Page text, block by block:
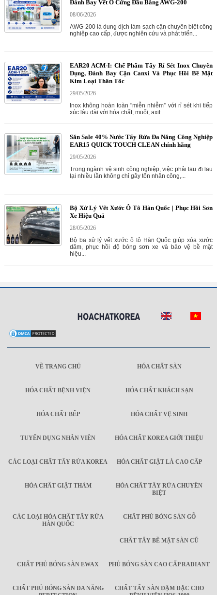
Đánh Bay Vết Ố Cứng Đầu Bằng AWG-200
08/06/2026
AWG-200 là dung dịch làm sạch cặn chuyên biệt công
nghiệp cao cấp, được nghiên cứu và phát triển...
EAR20 ACM-I: Chế Phẩm Tẩy Rỉ Sét Inox Chuyên
Dụng, Đánh Bay Cặn Canxi Và Phục Hồi Bề Mặt
Kim Loại Thần Tốc
29/05/2026
Inox không hoàn toàn "miễn nhiễm” với rỉ sét khi tiếp
xúc lâu dài với hóa chất, muối, axit...
Săn Sale 40% Nước Tẩy Rửa Đa Năng Công Nghiệp
EAR15 QUICK TOUCH CLEAN chính hãng
29/05/2026
Trong ngành vệ sinh công nghiệp, việc phải lau đi lau
lại nhiều lần không chỉ gây tốn nhân công,...
Bộ Xử Lý Vết Xước Ô Tô Hàn Quốc | Phục Hồi Sơn
Xe Hiệu Quả
28/05/2026
Bộ ba xử lý vết xước ô tô Hàn Quốc giúp xóa xước
dăm, phục hồi độ bóng sơn xe và bảo vệ bề mặt
hiệu...
VỀ TRANG CHỦ HÓA CHẤT SÀN
HÓA CHẤT BỆNH VIỆN HÓA CHẤT KHÁCH SẠN
HÓA CHẤT BẾP HÓA CHẤT VỆ SINH
TUYỂN DỤNG NHÂN VIÊN HÓA CHẤT KOREA GIỚI THIỆU
CÁC LOẠI CHẤT TẨY RỬA KOREA HÓA CHẤT GIẶT LÀ CAO CẤP
HÓA CHẤT GIẶT THẢM
HÓA CHẤT TẨY RỬA CHUYÊN
BIỆT
CÁC LOẠI HÓA CHẤT TẨY RỬA
HÀN QUỐC
CHẤT PHỦ BÓNG SÀN GỖ
CHẤT TẨY BỀ MẶT SÀN CŨ
CHẤT PHỦ BÓNG SÀN EWAX PHỦ BÓNG SÀN CAO CẤP RADIANT
CHẤT PHỦ BÓNG SÀN ĐA NĂNG
CHẤT TẨY SÀN ĐẬM ĐẶC CHO